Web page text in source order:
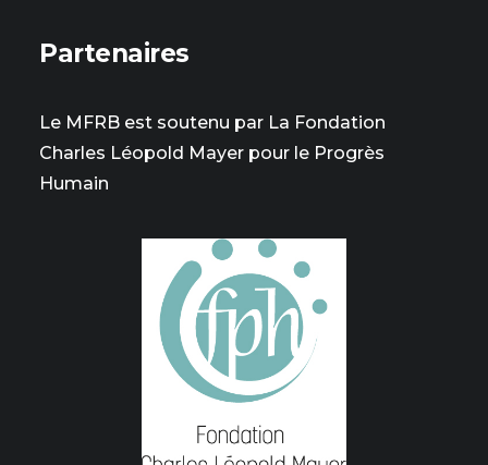
Partenaires
Le MFRB est soutenu par La Fondation
Charles Léopold Mayer pour le Progrès
Humain